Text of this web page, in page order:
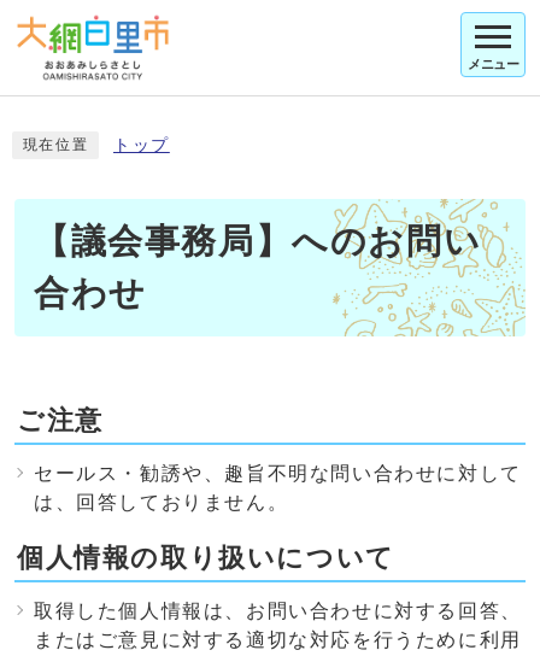
メニュー
現在位置 トップ
【議会事務局】へのお問い
合わせ
ご注意
セールス・勧誘や、趣旨不明な問い合わせに対して
は、回答しておりません。
個人情報の取り扱いについて
取得した個人情報は、お問い合わせに対する回答、
またはご意見に対する適切な対応を行うために利用